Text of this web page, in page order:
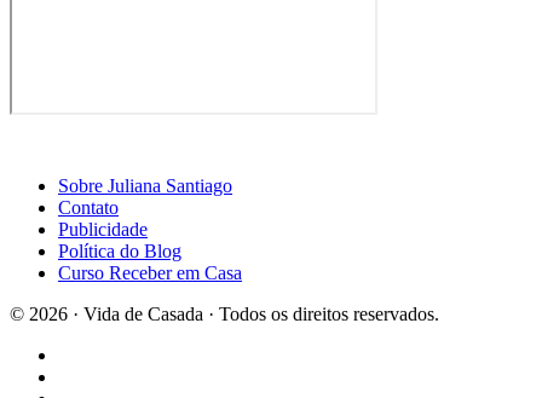
Sobre Juliana Santiago
Contato
Publicidade
Política do Blog
Curso Receber em Casa
© 2026 · Vida de Casada · Todos os direitos reservados.